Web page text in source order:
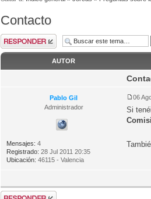
Contacto
AUTOR
Pablo Gil
Administrador
Mensajes: 4
Registrado: 28 Jul 2011 20:35
Ubicación: 46115 - Valencia
06
Si